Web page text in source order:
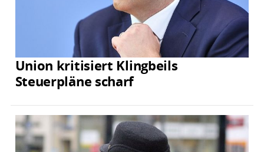
Union kritisiert Klingbeils
Steuerpläne scharf